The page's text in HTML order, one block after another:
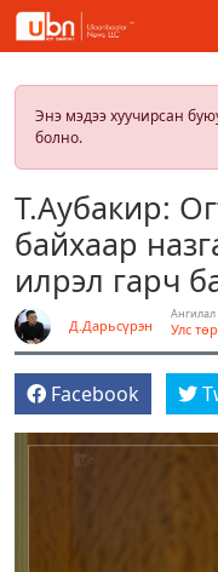
Энэ мэдээ хуучирсан
болно.
Т.Аубакир:
байхаар
илрэл гарч
Д.Дарьсүрэн
Ангилал
Улс төр
Facebook